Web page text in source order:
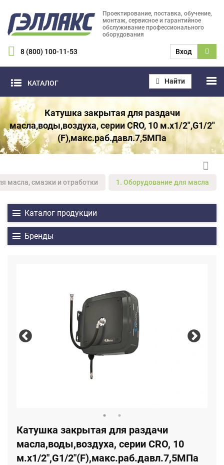
Проектирование, поставка, обучение,
монтаж, сервисное и гарантийное
обслуживание профессионального
оборудования
8 (800) 100-11-53 Вход
КАТАЛОГ Найти
Катушка закрытая для раздачи
масла,воды,воздуха, серии CRO, 10 м.х1/2",G1/2"
(F),макс.раб.давл.7,5МПа
масла, смазки и отработки 1. Оборудование для масла
Каталог продукции
Бренды
Катушка закрытая для раздачи
масла,воды,воздуха, серии CRO, 10
м.х1/2",G1/2"(F),макс.раб.давл.7,5МПа